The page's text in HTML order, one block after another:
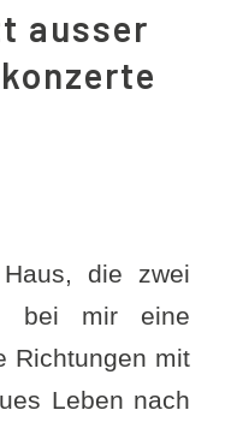
ausser
die zwei
bei mir eine
Richtungen mit
Leben nach